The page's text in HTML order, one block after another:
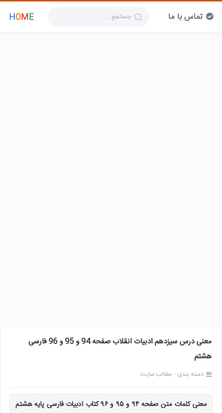
HOME تماس با ما
معنی درس سیزدهم ادبیات انقلاب صفحه 94 و 95 و 96 فارسی
هشتم
دسته بندی : مطالب سایت
معنی کلمات متن صفحه ۹۴ و ۹۵ و ۹۶ کتاب ادبیات فارسی پایه هشتم